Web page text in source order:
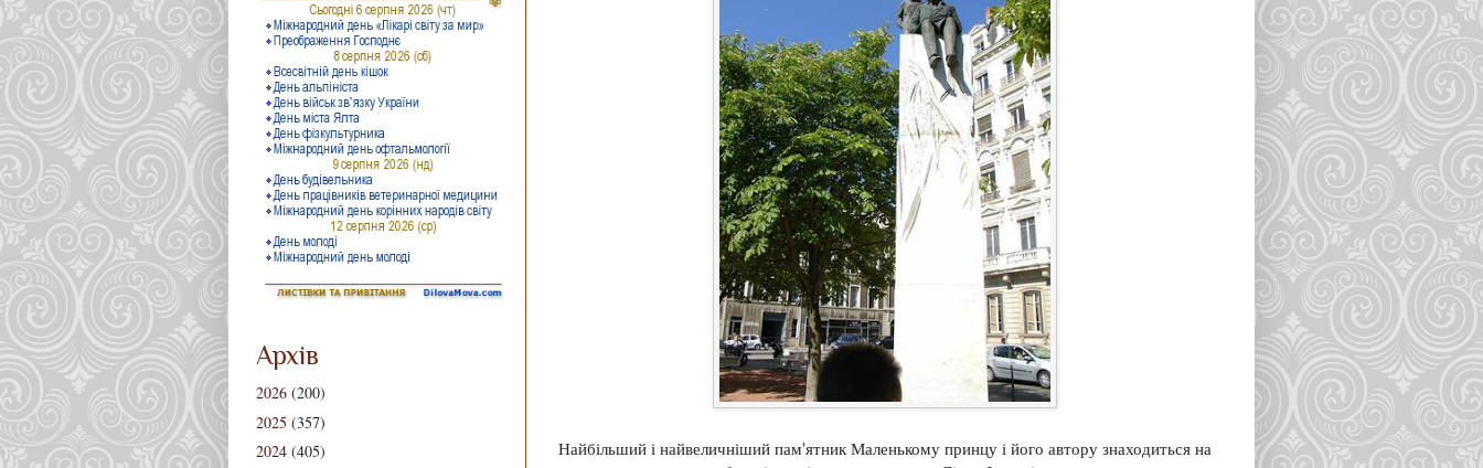
Найбільший і найвеличніший пам'ятник Маленькому принцу і його автору знаходиться на
Архів
2026 (200)
2025 (357)
2024 (405)